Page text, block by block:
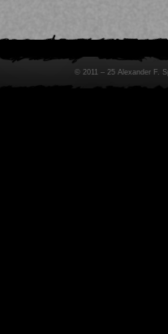
© 2011 – 25 Alexander F.